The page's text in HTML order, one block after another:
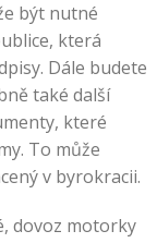
být nutné
která
Dále budete
také další
které
To může
v byrokracii.
dovoz motorky